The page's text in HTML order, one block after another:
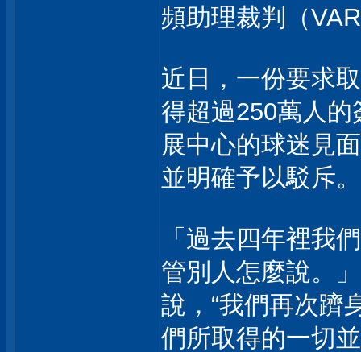
頻助理裁判（
近日，一份要求
得超過250萬人
展中心的球迷見
並明確予以駁斥。
「過去四年裡我
管別人怎麼說。
說，“我們再次躋
們所取得的一切